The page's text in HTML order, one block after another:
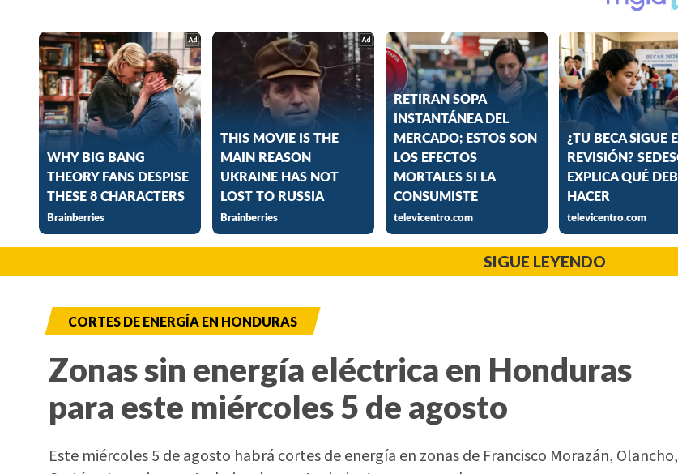
SIGUE LEYENDO
CORTES DE ENERGÍA EN HONDURAS
Zonas sin energía eléctrica en Honduras
para este miércoles 5 de agosto
Este miércoles 5 de agosto habrá cortes de energía en zonas de Francisco Morazán, Olancho,